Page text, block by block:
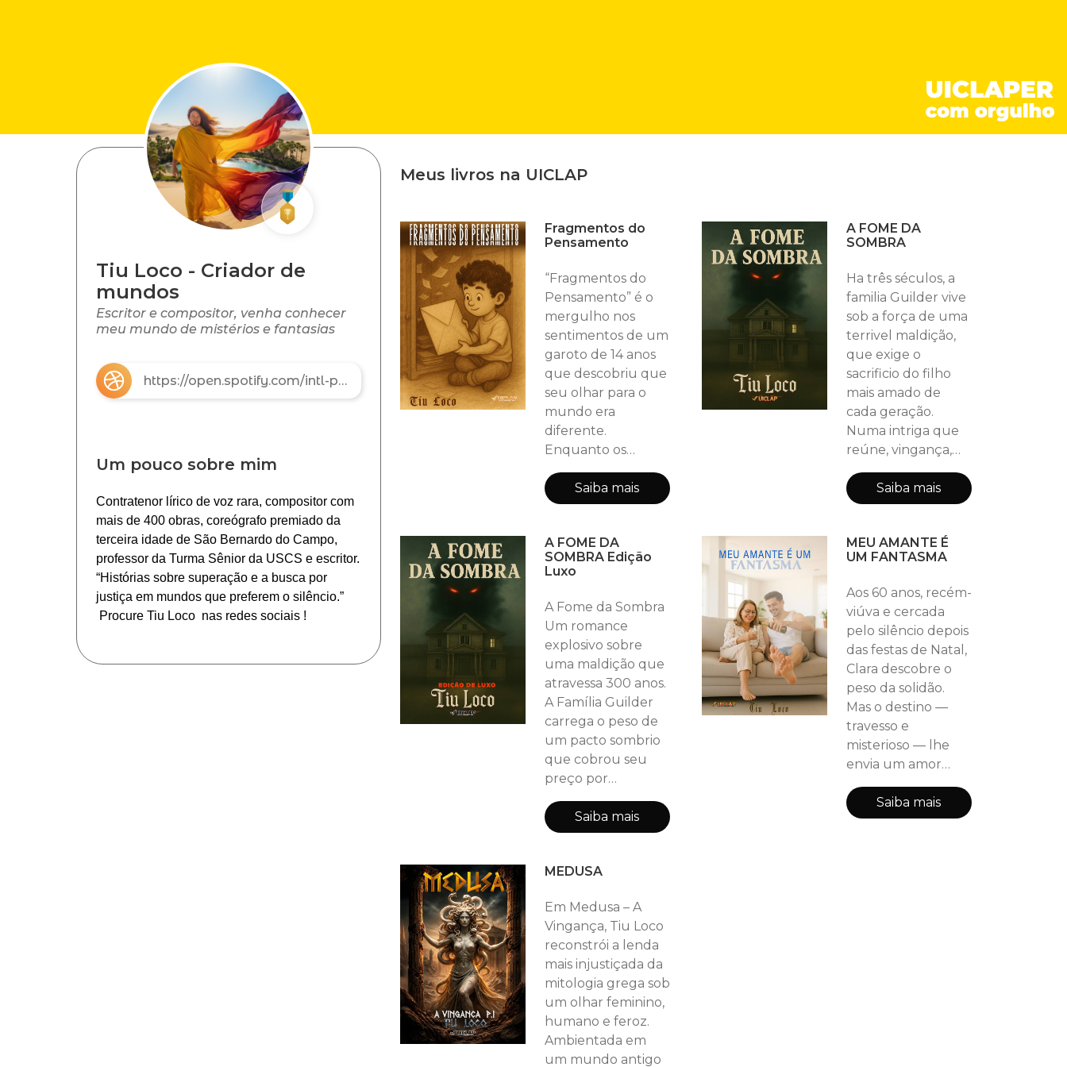
Tiu Loco - Criador de
mundos
Escritor e compositor, venha conhecer
meu mundo de mistérios e fantasias
https://open.spotify.com/intl-pt/artist/55ey0bwXTq5diGL0WzAapz?si=DMvqqES4QmqsN0Zr9Y-Qhw
Um pouco sobre mim
Contratenor lírico de voz rara, compositor com
mais de 400 obras, coreógrafo premiado da
terceira idade de São Bernardo do Campo,
professor da Turma Sênior da USCS e escritor.
“Histórias sobre superação e a busca por
justiça em mundos que preferem o silêncio.”
Procure Tiu Loco nas redes sociais !
Meus livros na UICLAP
Fragmentos do
Pensamento
“Fragmentos do
Pensamento” é o
mergulho nos
sentimentos de um
garoto de 14 anos
que descobriu que
seu olhar para o
mundo era
diferente.
Enquanto os
outros corriam
atrás de certezas e
rótulos, ele preferia
perguntas e o grito
da própria alma.
falam de amor,
medo, descobertas
e de uma forma
única de existir — a
visão sensível de
quem aprende
cedo que ser
diferente da m
Saiba mais
A FOME DA
SOMBRA
Ha três séculos, a
familia Guilder vive
sob a força de uma
terrivel maldição,
que exige o
sacrificio do filho
mais amado de
cada geração.
Numa intriga que
reúne, vingança,
homofobia, racismo
e preconceito, a
única chance de se
maldição, é o amor
entre dois homens
separados e
queimados vivos no
passado. Uma
trama onde a força
da Reencarnação,
Bruxas e sombras
malignas jogam no
t
Saiba mais
A FOME DA
SOMBRA Edição
Luxo
A Fome da Sombra
Um romance
explosivo sobre
uma maldição que
atravessa 300 anos.
A Família Guilder
carrega o peso de
um pacto sombrio
que cobrou seu
preço por
gerações. Aqui, o
sobrenatural se
entrelaça com o
racismo, bruxas e
forma em
personagens
carismáticos,
conduzindo a um
final que arrepia e
emociona pela
força de um amor
interrompido no
Saiba mais
MEU AMANTE É
UM FANTASMA
Aos 60 anos, recém-
viúva e cercada
pelo silêncio depois
das festas de Natal,
Clara descobre o
peso da solidão.
Mas o destino —
travesso e
misterioso — lhe
envia um amor
improvável: um
belo fantasma que
invade sua casa e
Saiba mais
MEDUSA
Em Medusa – A
Vingança, Tiu Loco
reconstrói a lenda
mais injustiçada da
mitologia grega sob
um olhar feminino,
humano e feroz.
Ambientada em
um mundo antigo